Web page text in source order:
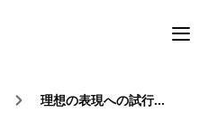
理想の表現への試行錯誤を、余すことなく簡潔に。｜ポートフォリオ百科3DCGデザイナー職内定